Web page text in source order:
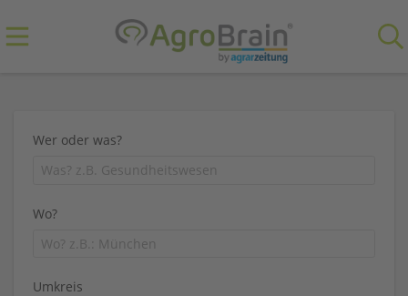
Wer oder was?
Wo?
Umkreis